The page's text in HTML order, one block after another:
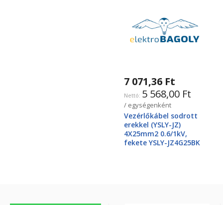
7 071,36 Ft
5 568,00 Ft
/ egységenként
Vezérlőkábel sodrott
erekkel (YSLY-JZ)
4X25mm2 0.6/1kV,
fekete YSLY-JZ4G25BK